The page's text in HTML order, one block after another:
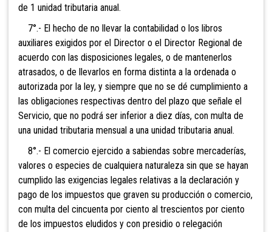
de 1 unidad tributaria anual.
7°.- El hecho de no llevar la contabilidad o los libros
auxiliares exigidos por el Director o el Director Regional de
acuerdo con las disposiciones legales, o de mantenerlos
atrasados, o de llevarlos en forma distinta a la ordenada o
autorizada por la ley, y siempre que no se dé cumplimiento a
las obligaciones respectivas dentro del plazo que señale el
Servicio, que no podrá ser inferior a diez días, con multa de
una unidad tributaria mensual a una unidad tributaria anual.
8°.- El comercio ejercido a sabiendas sobre mercaderías,
valores o especies de cualquiera naturaleza sin que se hayan
cumplido las exigencias legales relativas a la declaración y
pago de los impuestos que graven su producción o comercio,
con multa del cincuenta por ciento al trescientos por ciento
de los impuestos eludidos y con presidio o relegación